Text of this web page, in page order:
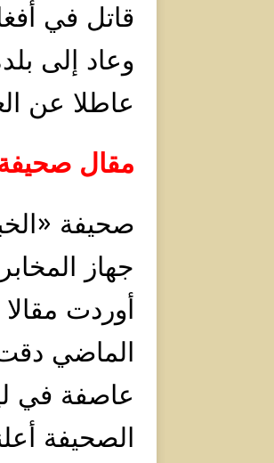
قاتل في
وعاد إلى
عاطلا عن
مقال صحيفة
صحيفة
جهاز
الماضي
عاصفة في
الصحيفة